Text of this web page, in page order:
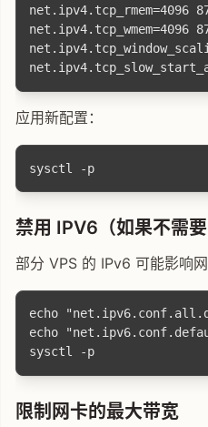
net.ipv4.tcp_rmem=4096
net.ipv4.tcp_wmem=4096
应用新配置：
禁用 IPV6（如果不需要
部分 VPS 的 IPv6 可能影响
echo
echo
限制网卡的最大带宽